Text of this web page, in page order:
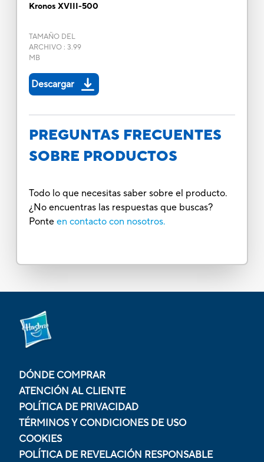
Kronos XVIII-500
TAMAÑO DEL
ARCHIVO: 3.99
MB
Descargar
PREGUNTAS FRECUENTES
SOBRE PRODUCTOS
Todo lo que necesitas saber sobre el producto.
¿No encuentras las respuestas que buscas?
Ponte en contacto con nosotros.
DÓNDE COMPRAR
ATENCIÓN AL CLIENTE
POLÍTICA DE PRIVACIDAD
TÉRMINOS Y CONDICIONES DE USO
COOKIES
POLÍTICA DE REVELACIÓN RESPONSABLE